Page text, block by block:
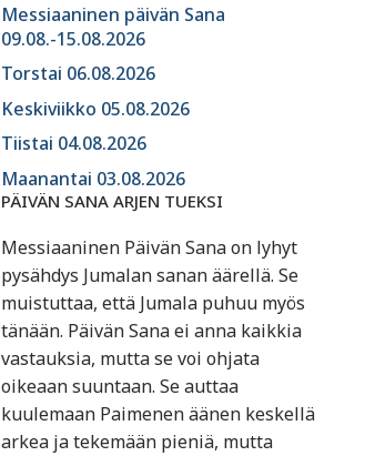
Messiaaninen päivän Sana
09.08.-15.08.2026
Torstai 06.08.2026
Keskiviikko 05.08.2026
Tiistai 04.08.2026
Maanantai 03.08.2026
PÄIVÄN SANA ARJEN TUEKSI
Messiaaninen Päivän Sana on lyhyt
pysähdys Jumalan sanan äärellä. Se
muistuttaa, että Jumala puhuu myös
tänään. Päivän Sana ei anna kaikkia
vastauksia, mutta se voi ohjata
oikeaan suuntaan. Se auttaa
kuulemaan Paimenen äänen keskellä
arkea ja tekemään pieniä, mutta